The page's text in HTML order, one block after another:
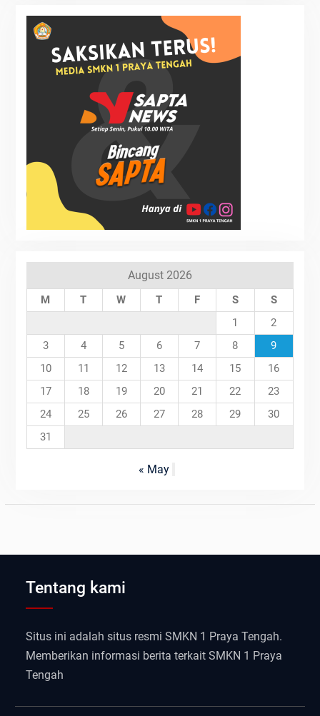
August 2026
M T W T F S
S
1
2
3
4 5 6 7 8
9
10
11 12 13 14 15
16
17
18 19 20 21 22
23
24
25 26 27 28 29
30
31
« May
Tentang kami
Situs ini adalah situs resmi SMKN 1 Praya Tengah.
Memberikan informasi berita terkait SMKN 1 Praya
Tengah